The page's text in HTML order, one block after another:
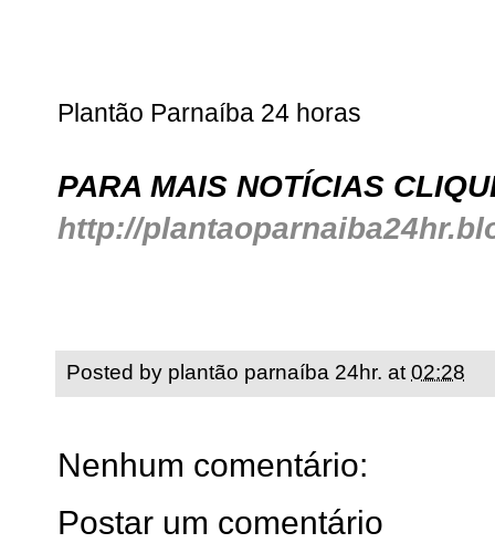
Plantão Parnaíba 24 horas
PARA MAIS NOTÍCIAS
http://
Posted by plantão parnaíba 24hr. at 02:28
Nenhum comentário:
Postar um comentário